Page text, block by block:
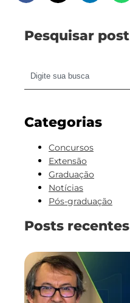
Pesquisar post
Categorias
Concursos
Extensão
Graduação
Notícias
Pós-graduação
Posts recentes